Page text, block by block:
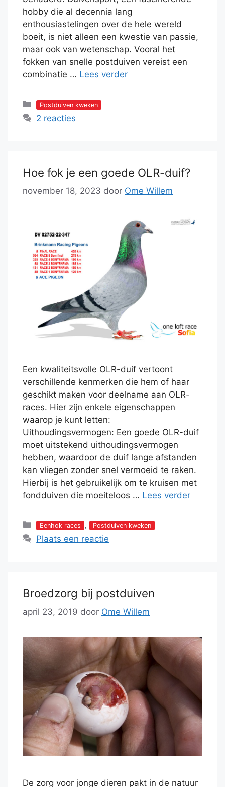
hobby die al decennia lang
enthousiastelingen over de hele wereld
boeit, is niet alleen een kwestie van passie,
maar ook van wetenschap. Vooral het
fokken van snelle postduiven vereist een
combinatie … Lees verder
Categorieën
Postduiven kweken
2 reacties
Hoe fok je een goede OLR-duif?
november 18, 2023 door Ome Willem
Een kwaliteitsvolle OLR-duif vertoont
verschillende kenmerken die hem of haar
geschikt maken voor deelname aan OLR-
races. Hier zijn enkele eigenschappen
waarop je kunt letten:
Uithoudingsvermogen: Een goede OLR-duif
moet uitstekend uithoudingsvermogen
hebben, waardoor de duif lange afstanden
kan vliegen zonder snel vermoeid te raken.
Hierbij is het gebruikelijk om te kruisen met
fondduiven die moeiteloos … Lees verder
Categorieën
Eenhok races , Postduiven kweken
Plaats een reactie
Broedzorg bij postduiven
april 23, 2019 door Ome Willem
De zorg voor jonge dieren pakt in de natuur